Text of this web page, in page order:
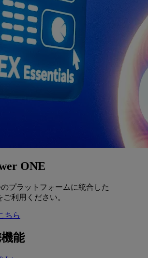
ONE
プラットフォームに統合した
ご利用ください。
ちら
能